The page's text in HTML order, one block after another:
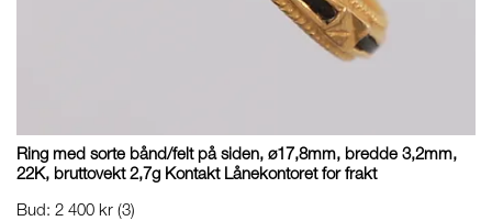
Ring med sorte bånd/felt på siden, ø17,8mm, bredde 3,2mm,
22K, bruttovekt 2,7g Kontakt Lånekontoret for frakt
Bud: 2 400 kr (3)